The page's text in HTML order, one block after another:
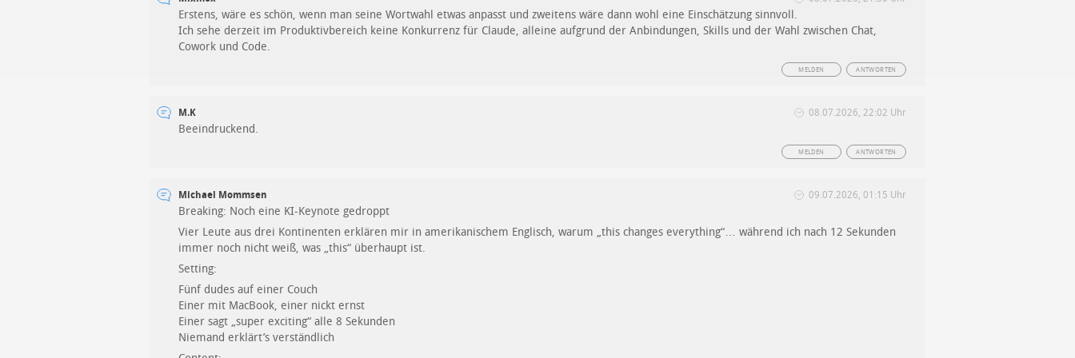
Erstens, wäre es schön, wenn man seine Wortwahl etwas anpasst und zweitens wäre dann wohl eine Einschätzung sinnvoll.
Ich sehe derzeit im Produktivbereich keine Konkurrenz für Claude, alleine aufgrund der Anbindungen, Skills und der Wahl zwischen Chat,
Cowork und Code.
ANTWORTEN
MELDEN
M.K 08.07.2026, 22:02 Uhr
Beeindruckend.
ANTWORTEN
MELDEN
Michael Mommsen 09.07.2026, 01:15 Uhr
Breaking: Noch eine KI-Keynote gedroppt
Vier Leute aus drei Kontinenten erklären mir in amerikanischem Englisch, warum „this changes everything“… während ich nach 12 Sekunden
immer noch nicht weiß, was „this“ überhaupt ist.
Setting:
Fünf dudes auf einer Couch
Einer mit MacBook, einer nickt ernst
Einer sagt „super exciting“ alle 8 Sekunden
Niemand erklärt’s verständlich